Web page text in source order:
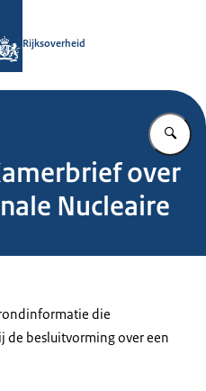
Rijksoverheid
over
Nucleaire
die
de besluitvorming over een